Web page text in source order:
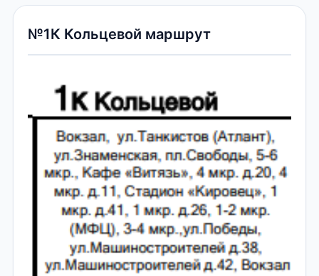
№1К Кольцевой маршрут